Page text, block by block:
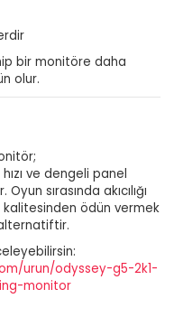
bir monitöre daha
olur.
ve dengeli panel
sırasında akıcılığı
ödün vermek
urun/odyssey-g5-2k1-
monitor